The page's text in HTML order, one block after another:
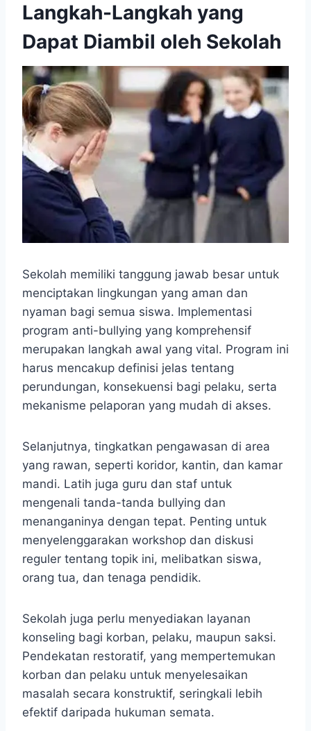
Langkah-Langkah yang
Dapat Diambil oleh Sekolah
Sekolah memiliki tanggung jawab besar untuk
menciptakan lingkungan yang aman dan
nyaman bagi semua siswa. Implementasi
program anti-bullying yang komprehensif
merupakan langkah awal yang vital. Program ini
harus mencakup definisi jelas tentang
perundungan, konsekuensi bagi pelaku, serta
mekanisme pelaporan yang mudah di akses.
Selanjutnya, tingkatkan pengawasan di area
yang rawan, seperti koridor, kantin, dan kamar
mandi. Latih juga guru dan staf untuk
mengenali tanda-tanda bullying dan
menanganinya dengan tepat. Penting untuk
menyelenggarakan workshop dan diskusi
reguler tentang topik ini, melibatkan siswa,
orang tua, dan tenaga pendidik.
Sekolah juga perlu menyediakan layanan
konseling bagi korban, pelaku, maupun saksi.
Pendekatan restoratif, yang mempertemukan
korban dan pelaku untuk menyelesaikan
masalah secara konstruktif, seringkali lebih
efektif daripada hukuman semata.